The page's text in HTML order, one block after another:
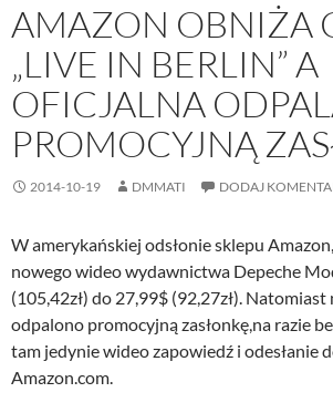
AMAZON OBNIŻA
„LIVE IN BERLIN” A
OFICJALNA
PROMOCYJNĄ
2014-10-19 DMMATI DODAJ
W amerykańskiej odsłonie sklepu
nowego wideo wydawnictwa Depeche
(105,42zł) do 27,99$ (92,27zł).
odpalono promocyjną zasłonkę,na razie
tam jedynie wideo zapowiedź i odesłanie
Amazon.com.